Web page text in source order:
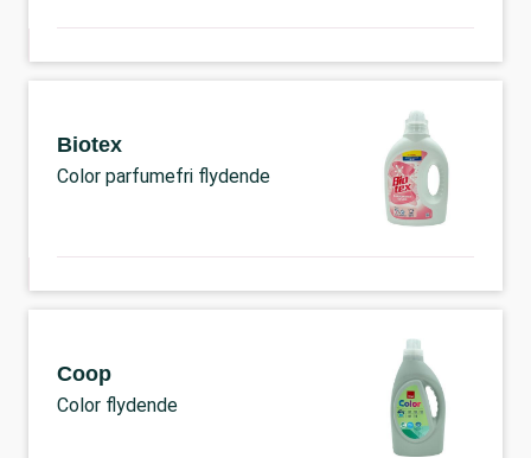
Biotex
Color parfumefri flydende
Coop
Color flydende